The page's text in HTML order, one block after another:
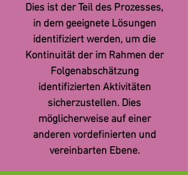
Dies ist der Teil des Prozesses,
in dem geeignete Lösungen
identifiziert werden, um die
Kontinuität der im Rahmen der
Folgenabschätzung
identifizierten Aktivitäten
sicherzustellen. Dies
möglicherweise auf einer
anderen vordefinierten und
vereinbarten Ebene.